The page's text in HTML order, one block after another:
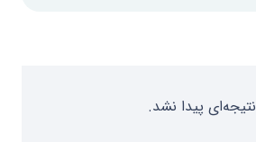
نتیجه‌ای پیدا نشد.